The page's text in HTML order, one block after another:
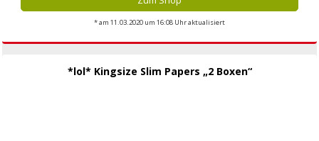
* am 11.03.2020 um 16:08 Uhr aktualisiert
*lol* Kingsize Slim Papers „2 Boxen“